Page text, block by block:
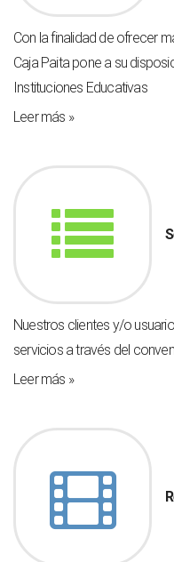
Con la finalidad de ofrecer
Caja Paita pone a su
Instituciones Educativas
Leer más »
Nuestros clientes y/o
servicios a través del
Leer más »